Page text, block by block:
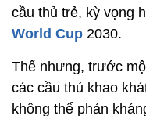
cầu thủ trẻ, kỳ vọng
World Cup 2030.
Thế nhưng, trước
các cầu thủ khao
không thể phản